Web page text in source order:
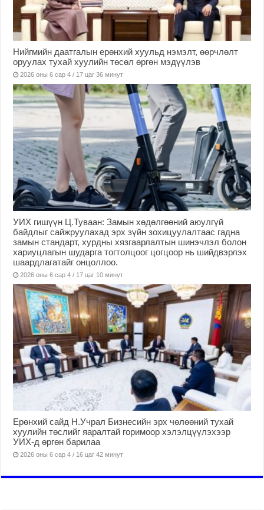
Нийгмийн даатгалын ерөнхий хуульд нэмэлт, өөрчлөлт
оруулах тухай хуулийн төсөл өргөн мэдүүлэв
2026 оны 6 сар 4 / 17 цаг 36 минут
УИХ гишүүн Ц.Туваан: Замын хөдөлгөөний аюулгүй
байдлыг сайжруулахад эрх зүйн зохицуулалтаас гадна
замын стандарт, хурдны хязгаарлалтын шинэчлэл болон
хариуцлагын шударга тогтолцоог цогцоор нь шийдвэрлэх
шаардлагатайг онцоллоо.
2026 оны 6 сар 4 / 17 цаг 10 минут
Ерөнхий сайд Н.Учрал Бизнесийн эрх чөлөөний тухай
хуулийн төслийг яаралтай горимоор хэлэлцүүлэхээр
УИХ-д өргөн барилаа
2026 оны 6 сар 4 / 16 цаг 42 минут